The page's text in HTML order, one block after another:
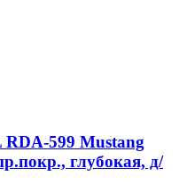
599 Mustang
глубокая, д/